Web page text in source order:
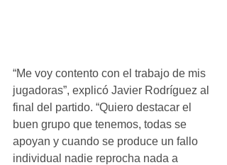
“Me voy contento con el trabajo de mis
jugadoras”, explicó Javier Rodríguez al
final del partido. “Quiero destacar el
buen grupo que tenemos, todas se
apoyan y cuando se produce un fallo
individual nadie reprocha nada a